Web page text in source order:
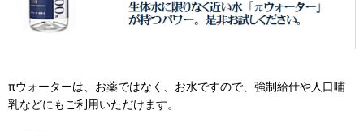
πウォーターは、お薬ではなく、お水ですので、強制給仕や人口哺
乳などにもご利用いただけます。